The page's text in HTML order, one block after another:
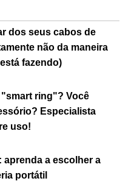
dos seus cabos de
não da maneira
fazendo)
"smart ring"? Você
Especialista
uso!
aprenda a escolher a
portátil